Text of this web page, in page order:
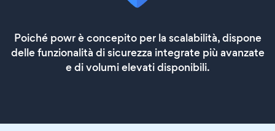
Poiché powr è concepito per la scalabilità, dispone
delle funzionalità di sicurezza integrate più avanzate
e di volumi elevati disponibili.